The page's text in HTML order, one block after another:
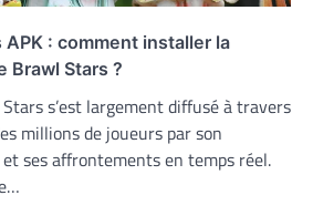
: comment installer la
Brawl Stars ?
s’est largement diffusé à travers
millions de joueurs par son
ses affrontements en temps réel.